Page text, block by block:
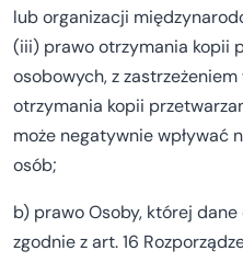
lub organizacji
(iii) prawo otrzymania kopii
osobowych, z
otrzymania kopii
może negatywnie wpływać
osób;
b) prawo Osoby, której
zgodnie z art. 16